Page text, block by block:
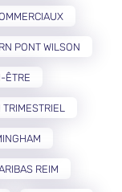
PONT WILSON
ÊTRE
TRIMESTRIEL
REIM